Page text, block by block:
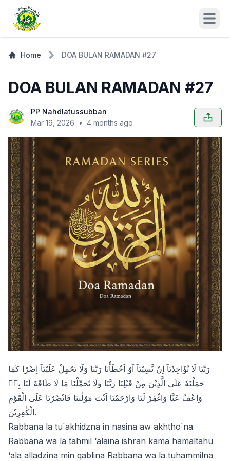
Home DOA BULAN RAMADAN #27
DOA BULAN RAMADAN #27
PP Nahdlatussubban
Mar 19, 2026
• 4 months ago
رَبَّنَا لَا تُؤَاخِذْنَآ اِنْ نَّسِيْنَآ اَوْ اَخْطَأْنَا رَبَّنَا وَلَا تَحْمِلْ عَلَيْنَآ اِصْرًا كَمَا
حَمَلْتَهٗ عَلَى الَّذِيْنَ مِنْ قَبْلِنَا رَبَّنَا وَلَا تُحَمِّلْنَا مَا لَا طَاقَةَ لَنَا بِهٖ
وَاعْفُ عَنَّا وَاغْفِرْ لَنَا وَارْحَمْنَا اَنْتَ مَوْلٰىنَا فَانْصُرْنَا عَلَى الْقَوْمِ
الْكٰفِرِيْنَ.
Rabbana la tu`akhidzna in nasina aw akhtho`na
Rabbana wa la tahmil ‘alaina ishran kama hamaltahu
‘ala alladzina min qablina Rabbana wa la tuhammilna